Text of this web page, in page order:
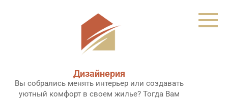
Дизайнерия
Вы собрались менять интерьер или создавать
уютный комфорт в своем жилье? Тогда Вам